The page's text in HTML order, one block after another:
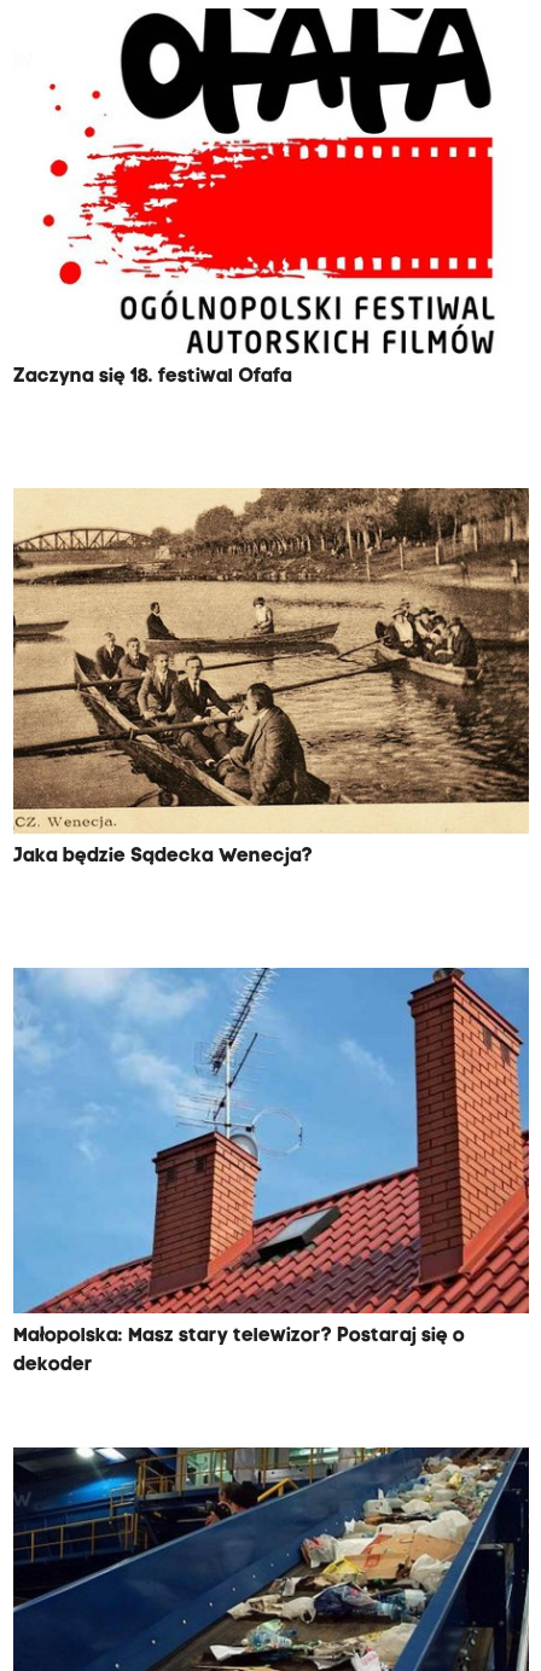
Zaczyna się 18. festiwal Ofafa
Jaka będzie Sądecka Wenecja?
Małopolska: Masz stary telewizor? Postaraj się o
dekoder